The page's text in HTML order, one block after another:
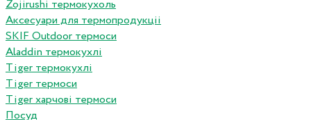
Zojirushi термокухоль
Аксесуари для термопродукціі
SKIF Outdoor термоси
Aladdin термокухлі
Tiger термокухлі
Tiger термоси
Tiger харчові термоси
Посуд